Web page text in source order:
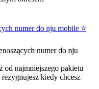
numer do nju mobile ⭐
numer do nju
od najmniejszego pakietu
kiedy chcesz